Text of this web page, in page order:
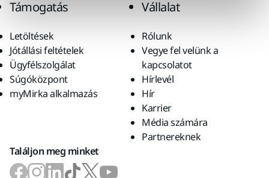
Támogatás
Letöltések
Jótállási feltételek
Ügyfélszolgálat
Súgóközpont
myMirka alkalmazás
Vállalat
Rólunk
Vegye fel velünk a
kapcsolatot
Hírlevél
Hír
Karrier
Média számára
Partnereknek
Találjon meg minket